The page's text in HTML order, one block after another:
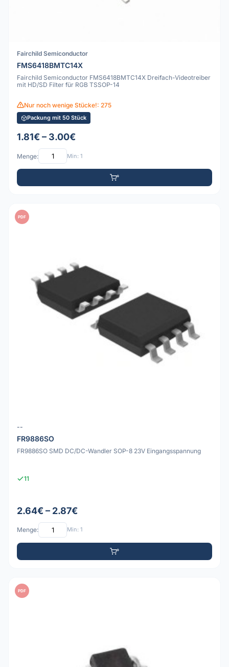
Fairchild Semiconductor
FMS6418BMTC14X
Fairchild Semiconductor FMS6418BMTC14X Dreifach-Videotreiber
mit HD/SD Filter für RGB TSSOP-14
Nur noch wenige Stücke!: 275
Packung mit 50 Stück
1.81€ – 3.00€
Menge: Min: 1
PDF
--
FR9886SO
FR9886SO SMD DC/DC-Wandler SOP-8 23V Eingangsspannung
11
2.64€ – 2.87€
Menge: Min: 1
PDF